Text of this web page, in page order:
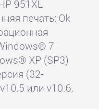
951XL
печать: Ok
7
XP (SP3)
(32-
или v10.6,